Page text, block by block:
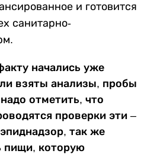
и готовится
санитарно-
начались уже
взяты анализы, пробы
отметить, что
проверки эти –
так же
пищи, которую